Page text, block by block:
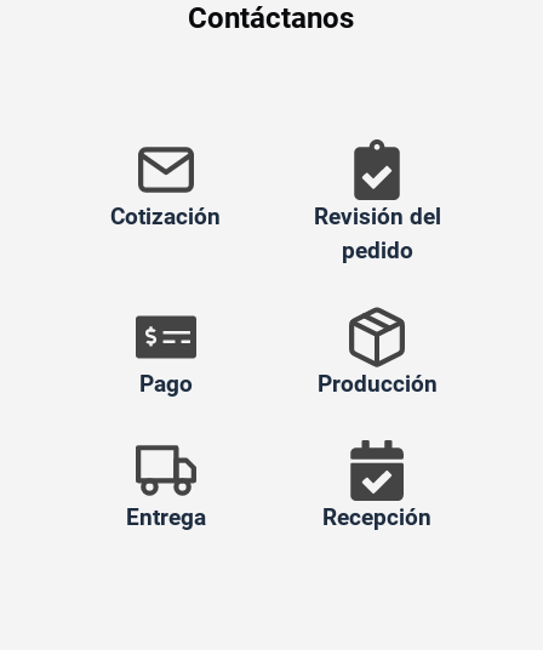
Contáctanos
Cotización
Revisión del
pedido
Pago Producción
Entrega Recepción